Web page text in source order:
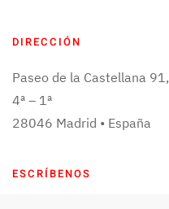
DIRECCIÓN
Paseo de la Castellana 91,
4ª – 1ª
28046 Madrid • España
ESCRÍBENOS